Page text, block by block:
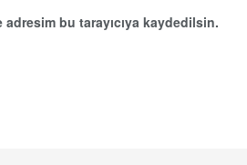
bu tarayıcıya kaydedilsin.